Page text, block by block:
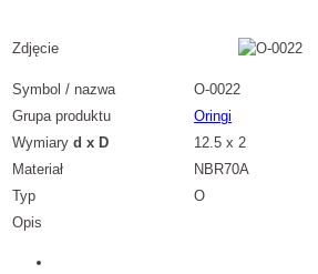
Zdjęcie
Symbol / nazwa
O-0022
Grupa produktu
Oringi
Wymiary d x D
12.5 x 2
Materiał
NBR70A
Typ
O
Opis